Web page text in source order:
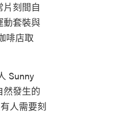
刻間自
動套裝與
啡店取
Sunny
然發生的
人需要刻